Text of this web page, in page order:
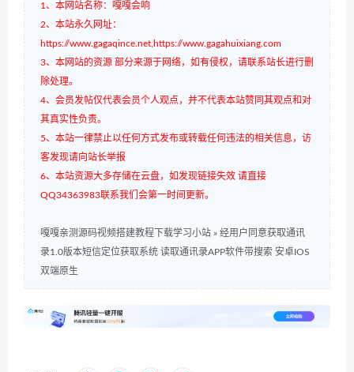
1、本网站名称：嘎嘎会响
2、本站永久网址：
https://www.gagaqince.net,https://www.gagahuixiang.com
3、本网站的资源 部分来源于网络，如有侵权，请联系站长进行删
除处理。
4、会员发帖仅代表会员个人观点，并不代表本站赞同其观点和对
其真实性负责。
5、本站一律禁止以任何方式发布或转载任何违法的相关信息，访
客发现请向站长举报
6、本站资源大多存储在云盘，如发现链接失效 请直接
QQ34363983联系我们会第一时间更新。
嘎嘎亲测源码视频搭建教程下载学习小站 » 经用户同意获取通讯
录1.0版本短信定位获取系统 读取通讯录APP软件带搜索 安卓IOS
双端原生